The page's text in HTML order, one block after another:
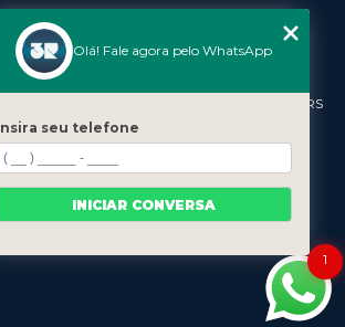
Endereço
3240 Lojas 7 e 8 - Petrópolis - Porto Alegre - RS
- 90410-007
1
Olá! Fale agora pelo WhatsApp
seu telefone
INICIAR CONVERSA